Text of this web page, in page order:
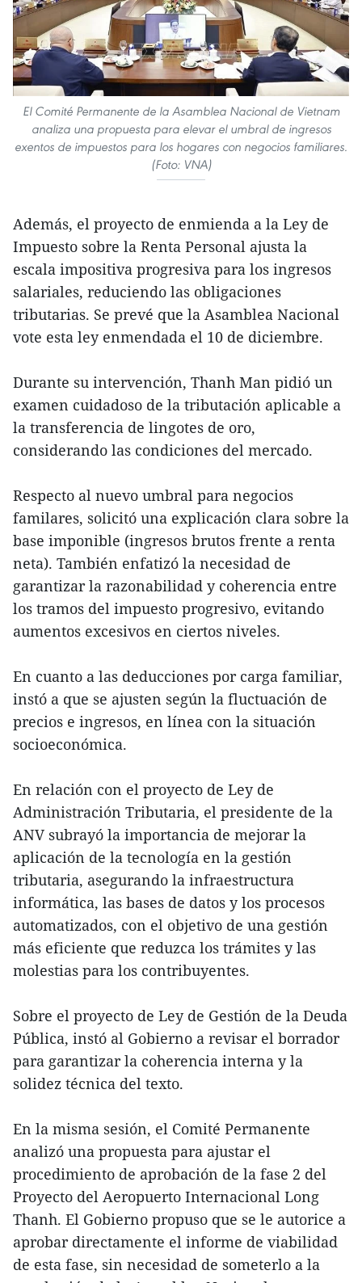
El Comité Permanente de la Asamblea Nacional de Vietnam
analiza una propuesta para elevar el umbral de ingresos
exentos de impuestos para los hogares con negocios familiares.
(Foto: VNA)
Además, el proyecto de enmienda a la Ley de
Impuesto sobre la Renta Personal ajusta la
escala impositiva progresiva para los ingresos
salariales, reduciendo las obligaciones
tributarias. Se prevé que la Asamblea Nacional
vote esta ley enmendada el 10 de diciembre.
Durante su intervención, Thanh Man pidió un
examen cuidadoso de la tributación aplicable a
la transferencia de lingotes de oro,
considerando las condiciones del mercado.
Respecto al nuevo umbral para negocios
familares, solicitó una explicación clara sobre la
base imponible (ingresos brutos frente a renta
neta). También enfatizó la necesidad de
garantizar la razonabilidad y coherencia entre
los tramos del impuesto progresivo, evitando
aumentos excesivos en ciertos niveles.
En cuanto a las deducciones por carga familiar,
instó a que se ajusten según la fluctuación de
precios e ingresos, en línea con la situación
socioeconómica.
En relación con el proyecto de Ley de
Administración Tributaria, el presidente de la
ANV subrayó la importancia de mejorar la
aplicación de la tecnología en la gestión
tributaria, asegurando la infraestructura
informática, las bases de datos y los procesos
automatizados, con el objetivo de una gestión
más eficiente que reduzca los trámites y las
molestias para los contribuyentes.
Sobre el proyecto de Ley de Gestión de la Deuda
Pública, instó al Gobierno a revisar el borrador
para garantizar la coherencia interna y la
solidez técnica del texto.
En la misma sesión, el Comité Permanente
analizó una propuesta para ajustar el
procedimiento de aprobación de la fase 2 del
Proyecto del Aeropuerto Internacional Long
Thanh. El Gobierno propuso que se le autorice a
aprobar directamente el informe de viabilidad
de esta fase, sin necesidad de someterlo a la